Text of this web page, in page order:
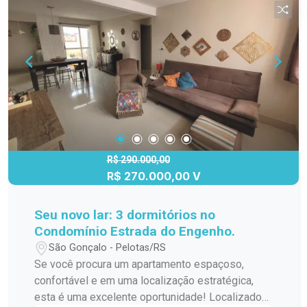
R$ 290.000,00
R$ 270.000,00 V
Seu novo lar: 3 dormitórios no
Condomínio Estrada do Engenho.
São Gonçalo - Pelotas/RS
Se você procura um apartamento espaçoso,
confortável e em uma localização estratégica,
esta é uma excelente oportunidade! Localizado